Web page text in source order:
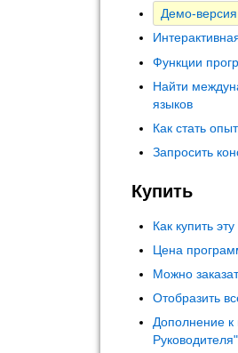
Демо-
Функции
Найти
языков
Как стать
Запросить
Купить
Как купить
Цена
Можно
Отобразить
Дополнение
Руководителя"